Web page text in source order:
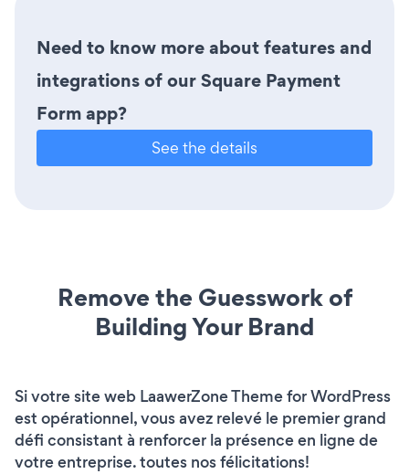
Need to know more about features and
integrations of our Square Payment
Form app?
See the details
Remove the Guesswork of
Building Your Brand
Si votre site web LaawerZone Theme for WordPress
est opérationnel, vous avez relevé le premier grand
défi consistant à renforcer la présence en ligne de
votre entreprise. toutes nos félicitations!